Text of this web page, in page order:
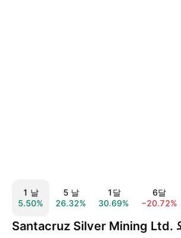
1 날
5.50%
5 날
26.32%
1달
30.69%
6달
−20.72%
Santacruz Silver Mining Ltd.